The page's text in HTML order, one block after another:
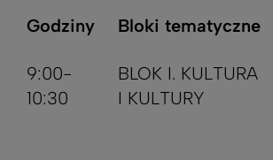
Godziny
Bloki tematyczne
9:00-
10:30
BLOK I. KULTURA
I KULTURY